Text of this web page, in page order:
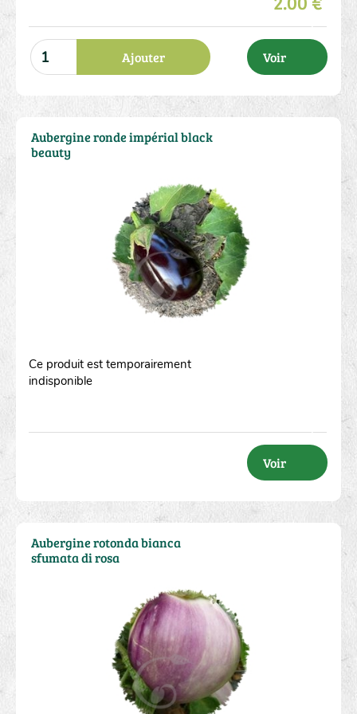
Ajouter Voir
Ce produit est temporairement
indisponible
Voir
Aubergine ronde impérial black
beauty
Aubergine rotonda bianca
sfumata di rosa